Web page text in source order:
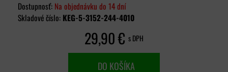
Dostupnosť: Na objednávku do 14 dní
Skladové číslo: KEG-5-3152-244-4010
29,90 € s DPH
DO KOŠÍKA